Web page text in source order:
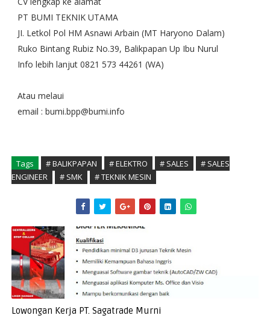
PT BUMI TEKNIK UTAMA
JI. Letkol Pol HM Asnawi Arbain (MT Haryono Dalam)
Ruko Bintang Rubiz No.39, Balikpapan Up Ibu Nurul
Info lebih lanjut 0821 573 44261 (WA)
Atau melaui
email : bumi.bpp@bumi.info
Tags # BALIKPAPAN # ELEKTRO # SALES
# SALES
ENGINEER
# SMK # TEKNIK MESIN
Lowongan Kerja PT. Sagatrade Murni